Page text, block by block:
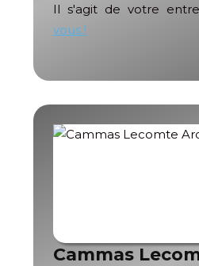
Il s'agit de votre
vous !
Cammas